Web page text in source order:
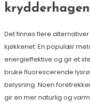
krydderhagen
Det finnes flere
kjøkkenet. En populær
energieffektive og gir et
bruke fluorescerende
belysning. Noen
gir en mer naturlig og